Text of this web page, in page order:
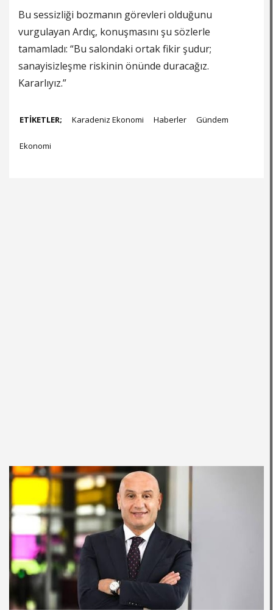
Bu sessizliği bozmanın görevleri olduğunu
vurgulayan Ardıç, konuşmasını şu sözlerle
tamamladı: “Bu salondaki ortak fikir şudur;
sanayisizleşme riskinin önünde duracağız.
Kararlıyız.”
ETİKETLER; Karadeniz Ekonomi Haberler Gündem
Ekonomi